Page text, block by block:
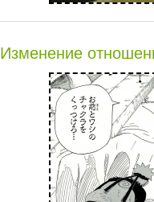
Изменение